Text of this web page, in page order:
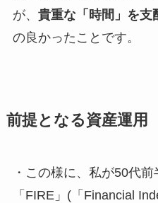
が、 貴重な「時間」を支
の良かったことです。
前提となる資産運用
・この様に、私が50代
「FIRE」(「Financial